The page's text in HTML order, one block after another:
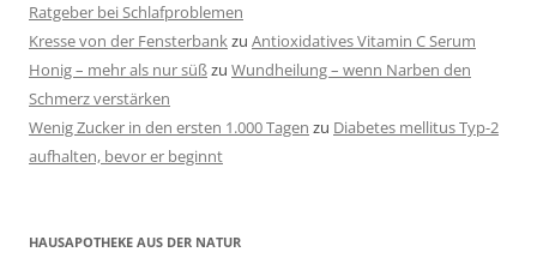
Ratgeber bei Schlafproblemen
Kresse von der Fensterbankzu Antioxidatives Vitamin C Serum
Honig – mehr als nur süßzu Wundheilung – wenn Narben den
Schmerz verstärken
Wenig Zucker in den ersten 1.000 Tagen zu Diabetes mellitus Typ-2
aufhalten, bevor er beginnt
HAUSAPOTHEKE AUS DER NATUR